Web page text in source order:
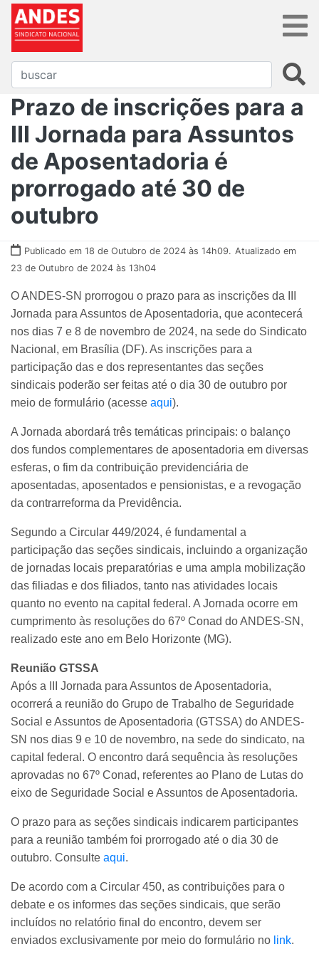
Prazo de inscrições para a
III Jornada para Assuntos
de Aposentadoria é
prorrogado até 30 de
outubro
Publicado em 18 de Outubro de 2024 às 14h09. Atualizado em
23 de Outubro de 2024 às 13h04
O ANDES-SN prorrogou o prazo para as inscrições da III
Jornada para Assuntos de Aposentadoria, que acontecerá
nos dias 7 e 8 de novembro de 2024, na sede do Sindicato
Nacional, em Brasília (DF). As inscrições para a
participação das e dos representantes das seções
sindicais poderão ser feitas até o dia 30 de outubro por
meio de formulário (acesse aqui).
A Jornada abordará três temáticas principais: o balanço
dos fundos complementares de aposentadoria em diversas
esferas, o fim da contribuição previdenciária de
aposentadas, aposentados e pensionistas, e a revogação
da contrarreforma da Previdência.
Segundo a Circular 449/2024, é fundamental a
participação das seções sindicais, incluindo a organização
de jornadas locais preparatórias e uma ampla mobilização
das filiadas e dos filiados, tanto nas atividades locais
quanto no evento na capital federal. A Jornada ocorre em
cumprimento às resoluções do 67º Conad do ANDES-SN,
realizado este ano em Belo Horizonte (MG).
Reunião GTSSA
Após a III Jornada para Assuntos de Aposentadoria,
ocorrerá a reunião do Grupo de Trabalho de Seguridade
Social e Assuntos de Aposentadoria (GTSSA) do ANDES-
SN nos dias 9 e 10 de novembro, na sede do sindicato, na
capital federal. O encontro dará sequência às resoluções
aprovadas no 67º Conad, referentes ao Plano de Lutas do
eixo de Seguridade Social e Assuntos de Aposentadoria.
O prazo para as seções sindicais indicarem participantes
para a reunião também foi prorrogado até o dia 30 de
outubro. Consulte aqui.
De acordo com a Circular 450, as contribuições para o
debate e os informes das seções sindicais, que serão
incluídos no relatório final do encontro, devem ser
enviados exclusivamente por meio do formulário no link.